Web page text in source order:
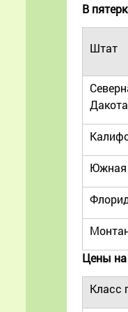
В
Штат
Дакота
Южная
Цены на
Класс